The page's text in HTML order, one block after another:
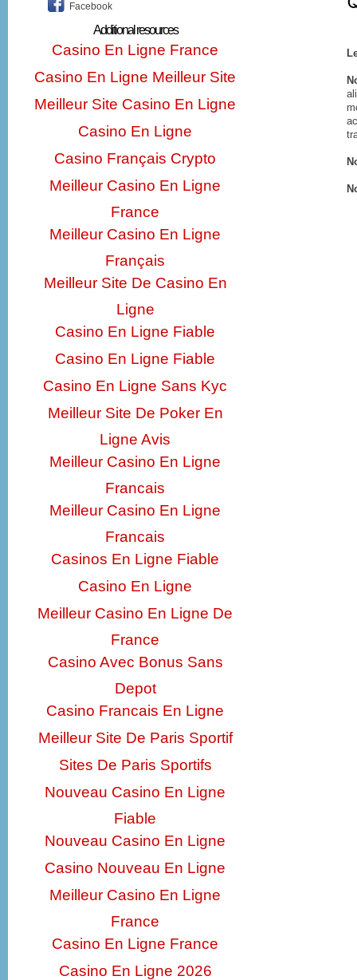
Facebook
Additional resources
Casino En Ligne France
Casino En Ligne Meilleur Site
Meilleur Site Casino En Ligne
Casino En Ligne
Casino Français Crypto
Meilleur Casino En Ligne
France
Meilleur Casino En Ligne
Français
Meilleur Site De Casino En
Ligne
Casino En Ligne Fiable
Casino En Ligne Fiable
Casino En Ligne Sans Kyc
Meilleur Site De Poker En
Ligne Avis
Meilleur Casino En Ligne
Francais
Meilleur Casino En Ligne
Francais
Casinos En Ligne Fiable
Casino En Ligne
Meilleur Casino En Ligne De
France
Casino Avec Bonus Sans
Depot
Casino Francais En Ligne
Meilleur Site De Paris Sportif
Sites De Paris Sportifs
Nouveau Casino En Ligne
Fiable
Nouveau Casino En Ligne
Casino Nouveau En Ligne
Meilleur Casino En Ligne
France
Casino En Ligne France
Casino En Ligne 2026